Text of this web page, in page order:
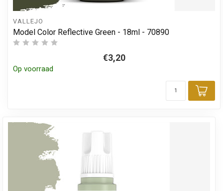
VALLEJO
Model Color Reflective Green - 18ml - 70890
€3,20
Op voorraad